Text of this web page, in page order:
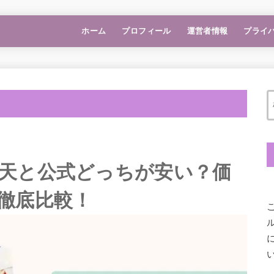
ホーム プロフィール 運営者情報 プライ
と公式どっちが安い？価
底比較！